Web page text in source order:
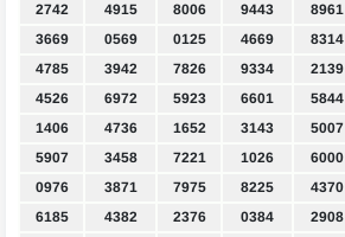
2742
4915 8006 9443 8961
3669
0569 0125 4669 8314
4785
3942 7826 9334 2139
4526
6972 5923 6601 5844
1406
4736 1652 3143 5007
5907
3458 7221 1026 6000
0976
3871 7975 8225 4370
6185
4382 2376 0384 2908